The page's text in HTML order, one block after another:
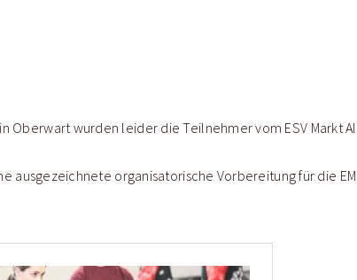
Oberwart wurden leider die Teilnehmer vom ESV Markt
ausgezeichnete organisatorische Vorbereitung für die